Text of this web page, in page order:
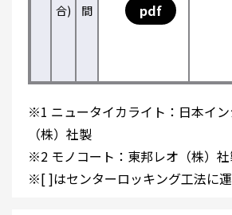
合)
間
pdf
※1 ニュータイカライト：日本イ
（株）社製
※2 モノコート：東邦レオ（株）
※[ ]はセンターロッキング工法に